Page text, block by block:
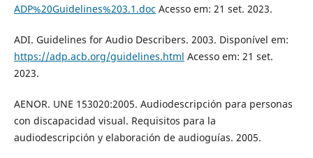
ADP%20Guidelines%203.1.doc Acesso em: 21 set. 2023.
ADI. Guidelines for Audio Describers. 2003. Disponível em:
https://adp.acb.org/guidelines.html Acesso em: 21 set.
2023.
AENOR. UNE 153020:2005. Audiodescripción para personas
con discapacidad visual. Requisitos para la
audiodescripción y elaboración de audioguías. 2005.